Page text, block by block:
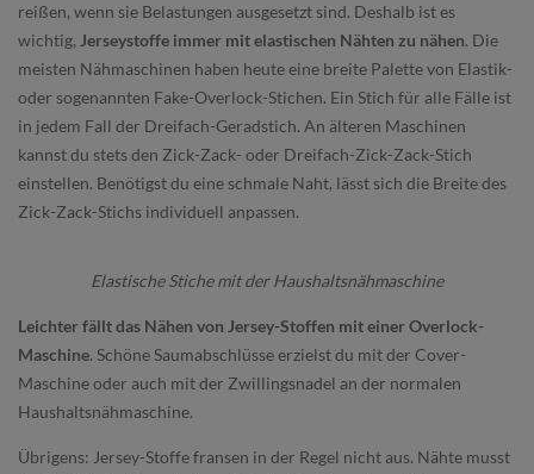
reißen, wenn sie Belastungen ausgesetzt sind. Deshalb ist es
wichtig, Jerseystoffe immer mit elastischen Nähten zu nähen. Die
meisten Nähmaschinen haben heute eine breite Palette von Elastik-
oder sogenannten Fake-Overlock-Stichen. Ein Stich für alle Fälle ist
in jedem Fall der Dreifach-Geradstich. An älteren Maschinen
kannst du stets den Zick-Zack- oder Dreifach-Zick-Zack-Stich
einstellen. Benötigst du eine schmale Naht, lässt sich die Breite des
Zick-Zack-Stichs individuell anpassen.
Elastische Stiche mit der Haushaltsnähmaschine
Leichter fällt das Nähen von Jersey-Stoffen mit einer Overlock-
Maschine. Schöne Saumabschlüsse erzielst du mit der Cover-
Maschine oder auch mit der Zwillingsnadel an der normalen
Haushaltsnähmaschine.
Übrigens: Jersey-Stoffe fransen in der Regel nicht aus. Nähte musst